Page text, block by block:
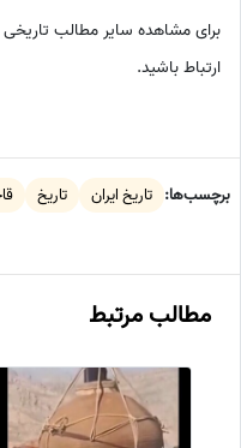
برای مشاهده سایر مطالب
ارتباط باشید.
برچسب‌ها: تاریخ ایران تاریخ
مطالب مرتبط